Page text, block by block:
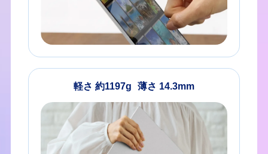
軽さ 約1197g 薄さ 14.3mm